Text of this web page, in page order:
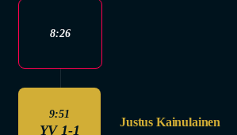
8:26
9:51
YV 1-1
Justus Kainulainen